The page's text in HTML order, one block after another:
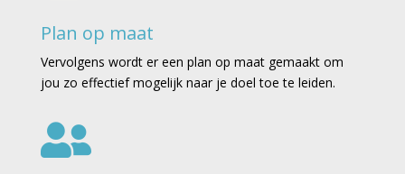
Plan op maat
Vervolgens wordt er een plan op maat gemaakt om
jou zo effectief mogelijk naar je doel toe te leiden.
